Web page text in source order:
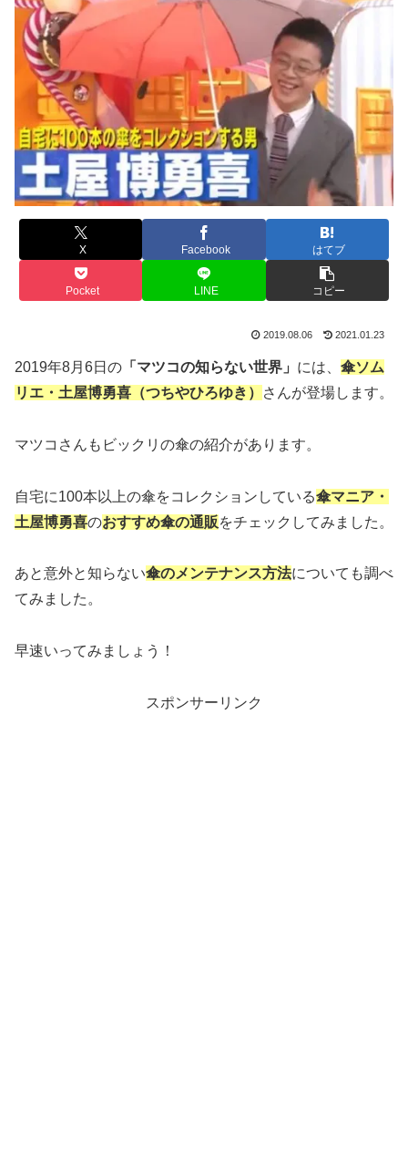
X Facebook はてブ
Pocket LINE コピー
2019.08.06 2021.01.23
2019年8月6日の 「マツコの知らない世界」 には、 傘ソム
リエ・土屋博勇喜（つちやひろゆき）
さんが登場します。
マツコさんもビックリの傘の紹介があります。
自宅に100本以上の傘をコレクションしている傘マニア・
土屋博勇喜のおすすめ傘の通販をチェックしてみました。
あと意外と知らない傘のメンテナンス方法についても調べ
てみました。
早速いってみましょう！
スポンサーリンク